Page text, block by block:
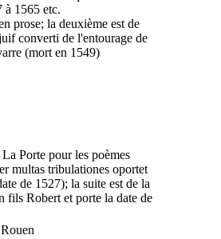
à 1565 etc.
prose; la deuxième est de
converti de l'entourage de
(mort en 1549)
Porte pour les poèmes
multas tribulationes oportet
de 1527); la suite est de la
fils Robert et porte la date de